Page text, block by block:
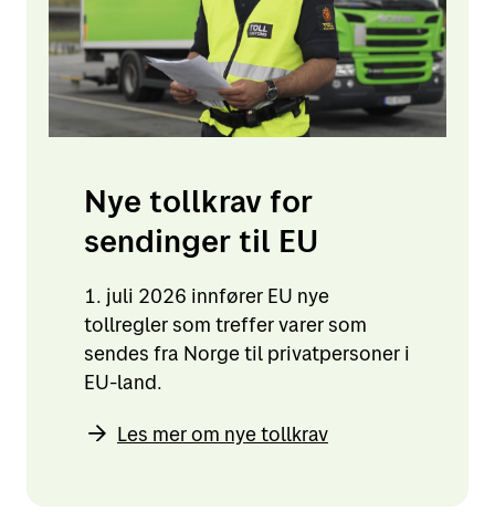
Nye tollkrav for
sendinger til EU
1. juli 2026 innfører EU nye
tollregler som treffer varer som
sendes fra Norge til privatpersoner i
EU-land.
Les mer om nye tollkrav